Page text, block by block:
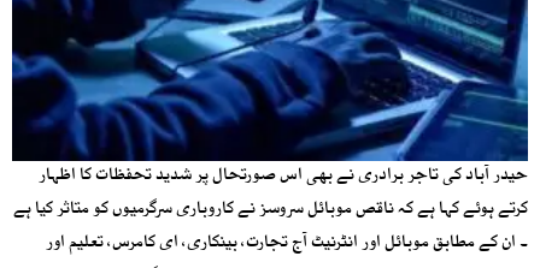
حیدر آباد کی تاجر برادری نے بھی اس صورتحال پر شدید تحفظات کا اظہار
کرتے ہوئے کہا ہے کہ ناقص موبائل سروسز نے کاروباری سرگرمیوں کو متاثر کیا ہے
۔ ان کے مطابق موبائل اور انٹرنیٹ آج تجارت، بینکاری، ای کامرس، تعلیم اور